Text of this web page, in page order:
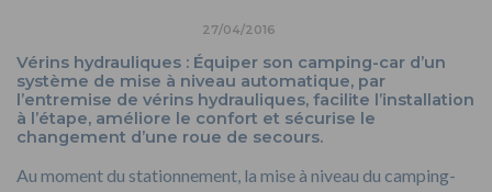
27/04/2016
Vérins hydrauliques : Équiper son camping-car d’un
système de mise à niveau automatique, par
l’entremise de vérins hydrauliques, facilite l’installation
à l’étape, améliore le confort et sécurise le
changement d’une roue de secours.
Au moment du stationnement, la mise à niveau du camping-